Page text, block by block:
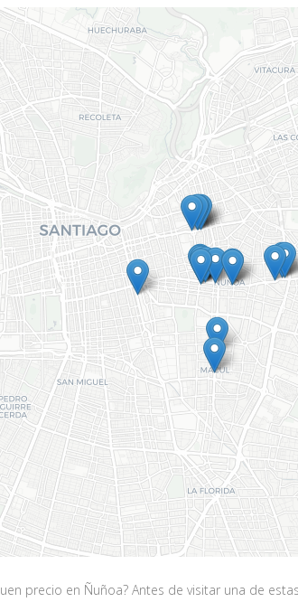
precio en Ñuñoa? Antes de visitar una de